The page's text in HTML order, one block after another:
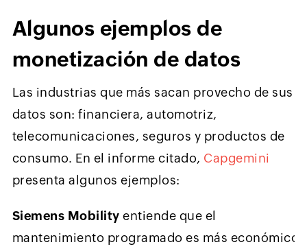
Algunos ejemplos de
monetización de datos
Las industrias que más sacan provecho de sus
datos son: financiera, automotriz,
telecomunicaciones, seguros y productos de
consumo. En el informe citado, Capgemini
presenta algunos ejemplos:
Siemens Mobility entiende que el
mantenimiento programado es más económico